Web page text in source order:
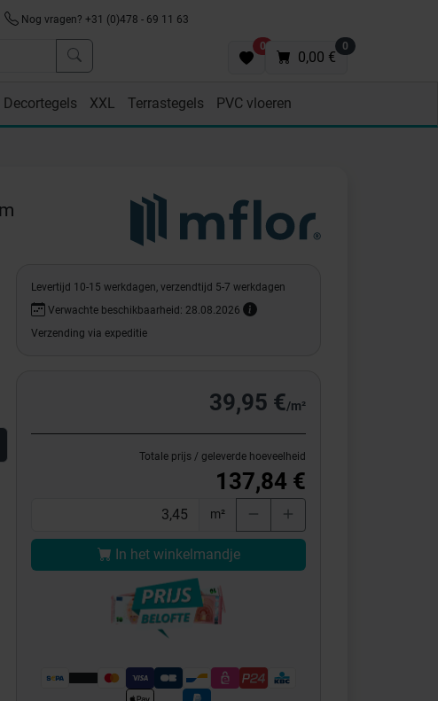
Nog vragen? +31 (0)478 - 69 11 63
0 0
0,00 €
Decortegels XXL Terrastegels PVC vloeren
Levertijd 10-15 werkdagen, verzendtijd 5-7 werkdagen
Verwachte beschikbaarheid: 28.08.2026
Verzending via expeditie
39,95 €/m²
Totale prijs / geleverde hoeveelheid
137,84 €
m²
In het winkelmandje